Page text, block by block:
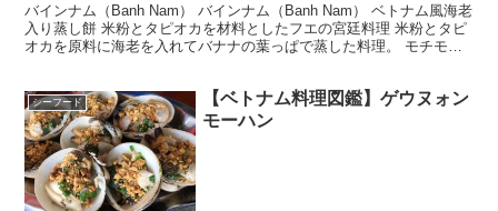
バインナム（Banh Nam） バインナム（Banh Nam） ベトナム風海老
入り蒸し餅 米粉とタピオカを材料としたフエの宮廷料理 米粉とタピ
オカを原料に海老を入れてバナナの葉っぱで蒸した料理。 モチモチ
シーフード
【ベトナム料理図鑑】ゲウヌォン
モーハン